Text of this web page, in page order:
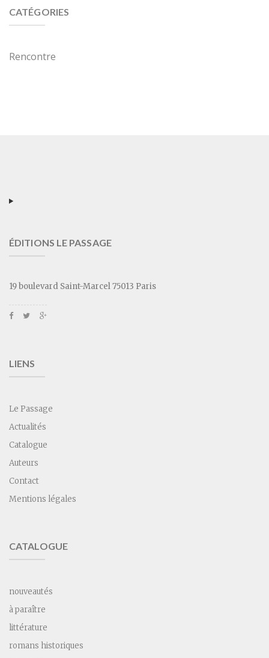
CATÉGORIES
Rencontre
ÉDITIONS LE PASSAGE
19 boulevard Saint-Marcel 75013 Paris
LIENS
Le Passage
Actualités
Catalogue
Auteurs
Contact
Mentions légales
CATALOGUE
nouveautés
à paraître
littérature
romans historiques